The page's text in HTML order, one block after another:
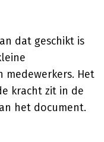
dat geschikt is
Het
kracht zit in de
het document.